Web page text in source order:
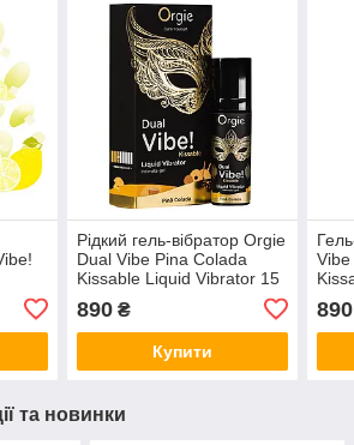
Рідкий гель-вібратор Orgie
Dual Vibe Pina Colada
Kissable Liquid Vibrator 15
890₴
Купити
890
та новинки